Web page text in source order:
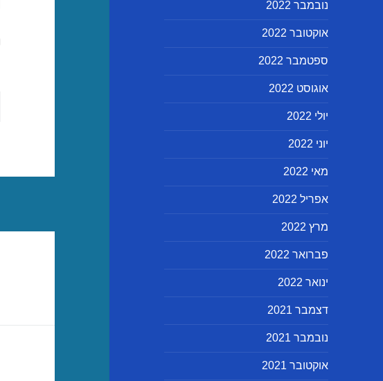
נובמבר 2022
אוקטובר 2022
ספטמבר 2022
אוגוסט 2022
יולי 2022
יוני 2022
מאי 2022
אפריל 2022
מרץ 2022
פברואר 2022
ינואר 2022
דצמבר 2021
נובמבר 2021
אוקטובר 2021